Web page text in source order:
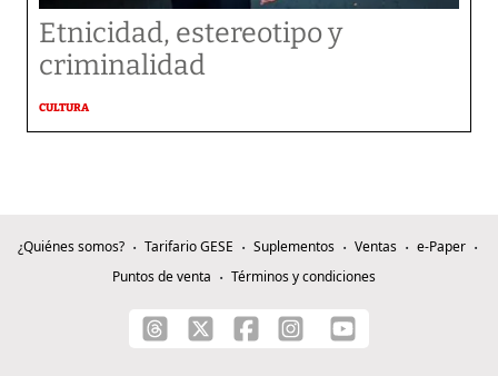
Etnicidad, estereotipo y
criminalidad
CULTURA
¿Quiénes somos? Tarifario GESE Suplementos Ventas
e-Paper
Puntos de venta
Términos y condiciones